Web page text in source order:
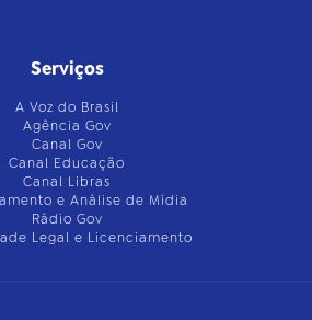
Serviços
A Voz do Brasil
Agência Gov
Canal Gov
Canal Educação
Canal Libras
e Análise de Mídia
Rádio Gov
Legal e Licenciamento